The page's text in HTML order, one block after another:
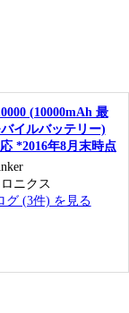
(10000mAh 最
イルバッテリー)
*2016年8月末時点
ニクス
グ (3件) を見る